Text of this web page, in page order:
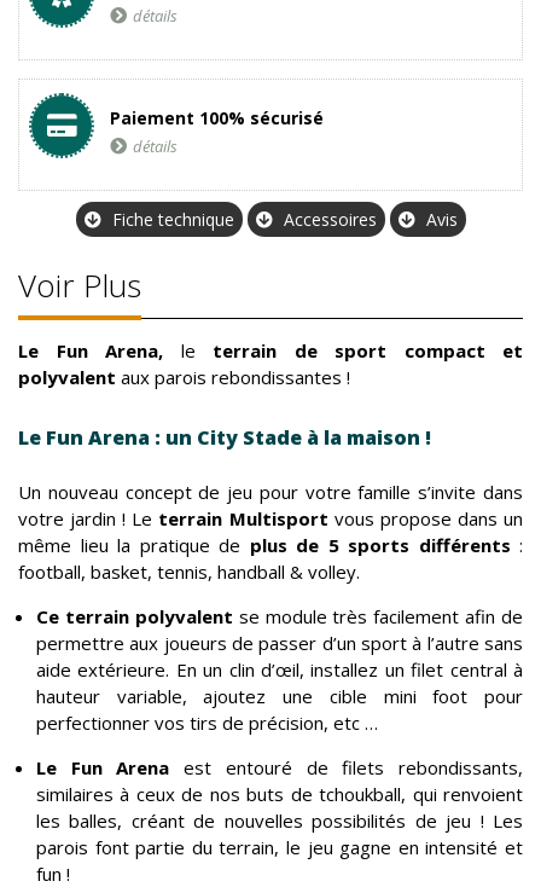
détails
Paiement 100% sécurisé
détails
Fiche technique Accessoires Avis
Voir Plus
Le Fun Arena, le terrain de sport compact et
polyvalent aux parois rebondissantes !
Le Fun Arena : un City Stade à la maison !
Un nouveau concept de jeu pour votre famille s’invite dans
votre jardin ! Le terrain Multisport vous propose dans un
même lieu la pratique de plus de 5 sports différents :
football, basket, tennis, handball & volley.
Ce terrain polyvalent se module très facilement afin de
permettre aux joueurs de passer d’un sport à l’autre sans
aide extérieure. En un clin d’œil, installez un filet central à
hauteur variable, ajoutez une cible mini foot pour
perfectionner vos tirs de précision, etc …
Le Fun Arena est entouré de filets rebondissants,
similaires à ceux de nos buts de tchoukball, qui renvoient
les balles, créant de nouvelles possibilités de jeu ! Les
parois font partie du terrain, le jeu gagne en intensité et
fun !